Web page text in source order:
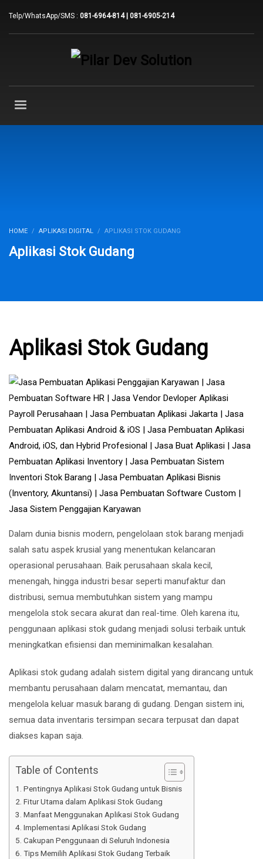
Telp/WhatsApp/SMS : 081-6964-814 | 081-6905-214
HOME APLIKASI DIGITAL APLIKASI STOK GUDANG
Aplikasi Stok Gudang
Aplikasi Stok Gudang
Dalam dunia bisnis modern, pengelolaan stok barang menjadi
salah satu aspek krusial yang menentukan kelancaran
operasional perusahaan. Baik perusahaan skala kecil,
menengah, hingga industri besar seperti manufaktur dan
distribusi, semua membutuhkan sistem yang mampu
mengelola stok secara akurat dan real-time. Oleh karena itu,
penggunaan aplikasi stok gudang menjadi solusi terbaik untuk
meningkatkan efisiensi dan meminimalkan kesalahan.
Aplikasi stok gudang adalah sistem digital yang dirancang untuk
membantu perusahaan dalam mencatat, memantau, dan
mengelola keluar masuk barang di gudang. Dengan sistem ini,
semua data inventaris tersimpan secara terpusat dan dapat
diakses kapan saja.
Table of Contents
Pentingnya Aplikasi Stok Gudang untuk Bisnis
Fitur Utama dalam Aplikasi Stok Gudang
Manfaat Menggunakan Aplikasi Stok Gudang
Implementasi Aplikasi Stok Gudang
Cakupan Penggunaan di Seluruh Indonesia
Tips Memilih Aplikasi Stok Gudang Terbaik